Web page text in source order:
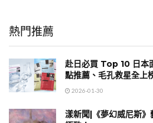
熱門推薦
赴日必買 Top 10 日
點推薦、毛孔救星全上
2026-01-30
漾新聞|《夢幻威尼斯